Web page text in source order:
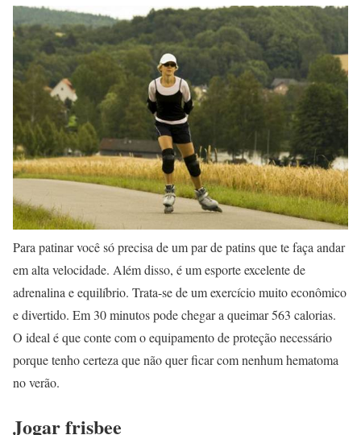
Para patinar você só precisa de um par de patins que te faça andar
em alta velocidade. Além disso, é um esporte excelente de
adrenalina e equilíbrio. Trata-se de um exercício muito econômico
e divertido. Em 30 minutos pode chegar a queimar 563 calorias.
O ideal é que conte com o equipamento de proteção necessário
porque tenho certeza que não quer ficar com nenhum hematoma
no verão.
Jogar frisbee